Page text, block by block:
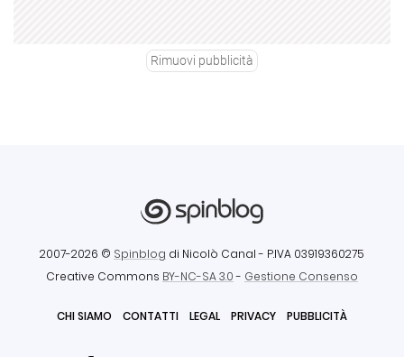
Rimuovi pubblicità
2007-2026 © Spinblog di Nicolò Canal - P.IVA 03919360275
Creative Commons BY-NC-SA 3.0- Gestione Consenso
CHI SIAMO CONTATTI LEGAL PRIVACY PUBBLICITÀ